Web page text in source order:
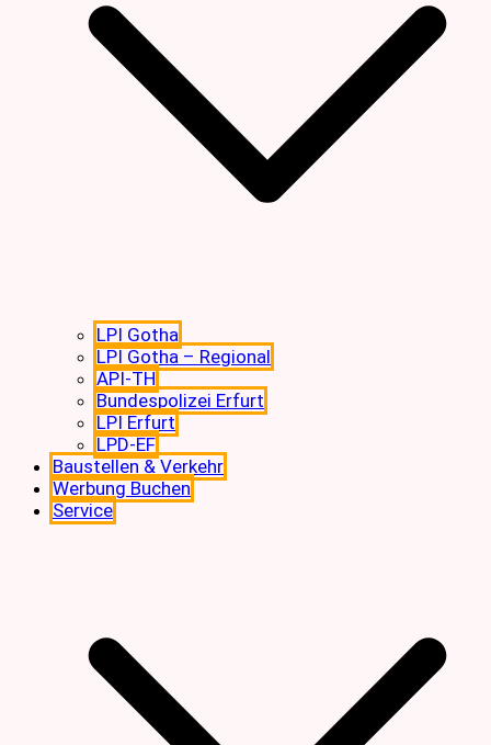
LPI Gotha
LPI Gotha – Regional
API-TH
Bundespolizei Erfurt
LPI Erfurt
LPD-EF
Baustellen & Verkehr
Werbung Buchen
Service